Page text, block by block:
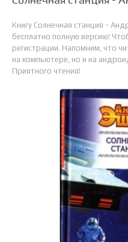
Книгу Солнечная станция -
бесплатно полную версию!
регистрации. Напомним, что
на компьютере, но и на
Приятного чтения!